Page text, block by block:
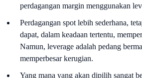
perdagangan margin menggunakan
Perdagangan spot lebih sederhana,
dapat, dalam keadaan tertentu,
Namun, leverage adalah pedang
memperbesar kerugian.
Yang mana yang akan dipilih sangat